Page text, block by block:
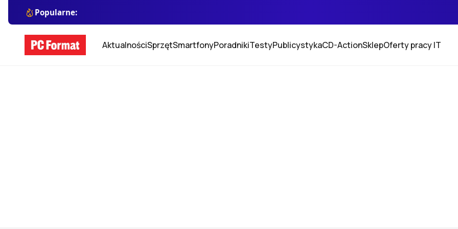
Popularne:
AktualnościSprzętSmartfonyPoradnikiTestyPublicystykaCD-ActionSklepOferty pracy IT